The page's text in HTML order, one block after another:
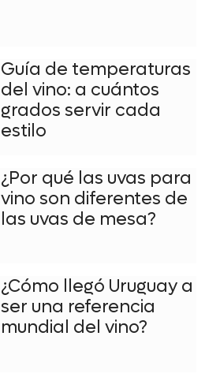
Guía de temperaturas
del vino: a cuántos
grados servir cada
estilo
¿Por qué las uvas para
vino son diferentes de
las uvas de mesa?
¿Cómo llegó Uruguay a
ser una referencia
mundial del vino?